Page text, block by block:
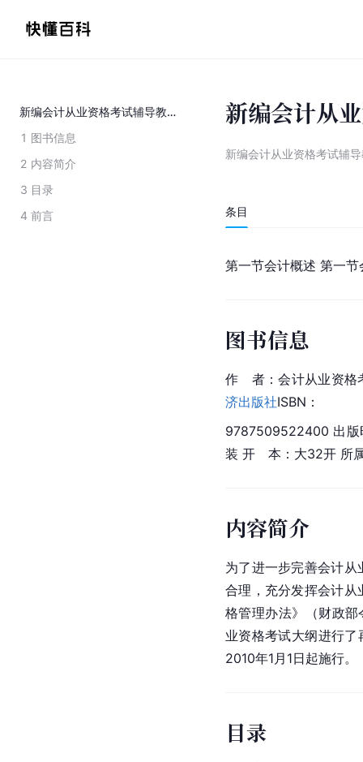
新编会计从业资格考试辅导教材：会计基础
1 图书信息
2 内容简介
3 目录
4 前言
新编会计从
新编会计从业资格考试辅
条目
第一节会计概述 第一
图书信息
作　者：会计从业资
济出版社ISBN：
9787509522400 出版
装 开　本：大32开 所
内容简介
为了进一步完善会计
合理，充分发挥会计从
格管理办法》（财政
业资格考试大纲进行
2010年1月1日起施行。
目录